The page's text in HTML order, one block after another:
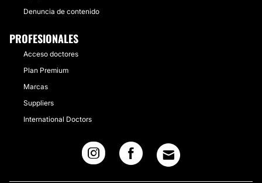
Denuncia de contenido
PROFESIONALES
Acceso doctores
Plan Premium
Marcas
Suppliers
International Doctors